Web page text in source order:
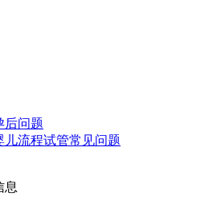
后问题
儿流程试管常见问题
息